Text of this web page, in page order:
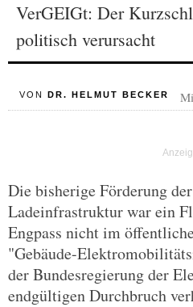
VerGEIGt: Der
politisch verursacht
VON DR. HELMUT BECKER
Die bisherige Förderung
Ladeinfrastruktur war ein
Engpass nicht im
"Gebäude-
der Bundesregierung der
endgültigen Durchbruch